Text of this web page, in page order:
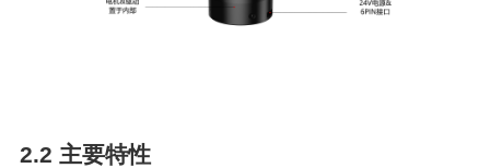
2.2 主要特性